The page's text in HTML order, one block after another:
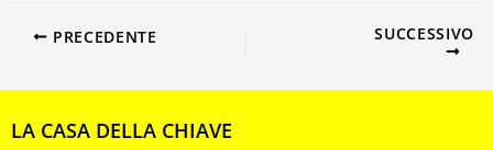
PRECEDENTE SUCCESSIVO
LA CASA DELLA CHIAVE